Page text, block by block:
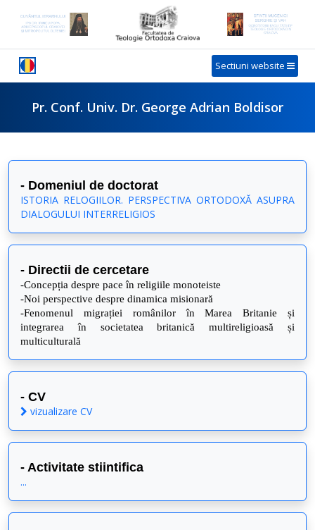
Sectiuni website
Pr. Conf. Univ. Dr. George Adrian Boldisor
- Domeniul de doctorat
ISTORIA RELOGIILOR. PERSPECTIVA ORTODOXĂ ASUPRA
DIALOGULUI INTERRELIGIOS
- Directii de cercetare
-Concepția despre pace în religiile monoteiste
-Noi perspective despre dinamica misionară
-Fenomenul migrației românilor în Marea Britanie și
integrarea în societatea britanică multireligioasă și
multiculturală
- CV
vizualizare CV
- Activitate stiintifica
...